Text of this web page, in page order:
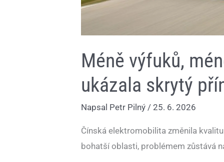
Méně výfuků,
ukázala skrytý
Napsal Petr Pilný / 25. 6. 2026
Čínská elektromobilita změnila
bohatší oblasti, problémem zůstává